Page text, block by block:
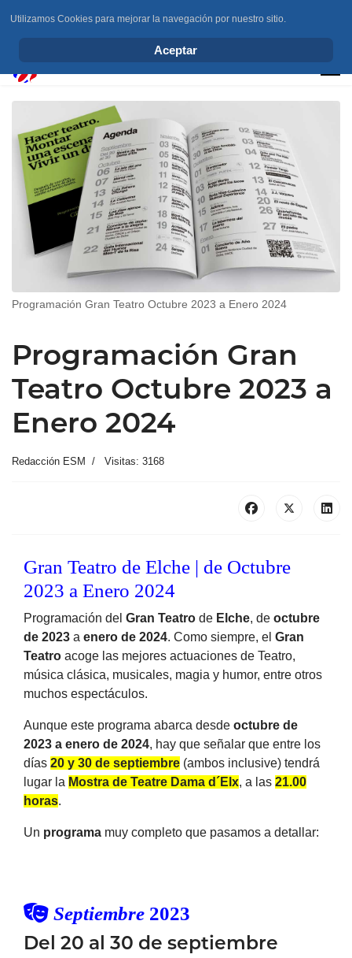
Programación Gran Teatro Octubre 2023 a Enero 2024
Programación Gran
Teatro Octubre 2023 a
Enero 2024
Redacción ESM Visitas: 3168
Gran Teatro de Elche | de Octubre
2023 a Enero 2024
Programación del Gran Teatro de Elche, de octubre
de 2023 a enero de 2024. Como siempre, el Gran
Teatro acoge las mejores actuaciones de Teatro,
música clásica, musicales, magia y humor, entre otros
muchos espectáculos.
Aunque este programa abarca desde octubre de
2023 a enero de 2024, hay que señalar que entre los
días 20 y 30 de septiembre (ambos inclusive) tendrá
lugar la Mostra de Teatre Dama d´Elx, a las 21.00
horas.
Un programa muy completo que pasamos a detallar:
Septiembre 2023
Del 20 al 30 de septiembre
Utilizamos Cookies para mejorar la navegación por nuestro sitio.
Aceptar